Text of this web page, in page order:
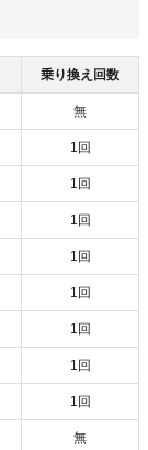
乗り換え回数
無
1回
1回
1回
1回
1回
1回
1回
1回
無